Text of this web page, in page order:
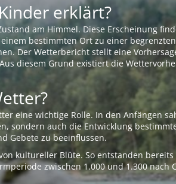
erklärt?
am Himmel. Diese Erscheinung
bestimmten Ort zu einer
Der Wetterbericht stellt eine
diesem Grund existiert die
eine wichtige Rolle. In den Anfängen
sondern auch die Entwicklung
Gebete zu beeinflussen.
kultureller Blüte. So entstanden
zwischen 1.000 und 1.300 nach